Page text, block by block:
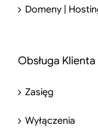
Domeny |
Obsługa Klienta
Zasięg
Wyłączenia